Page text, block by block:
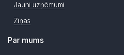
Jauni uzņēmumi
Ziņas
Par mums